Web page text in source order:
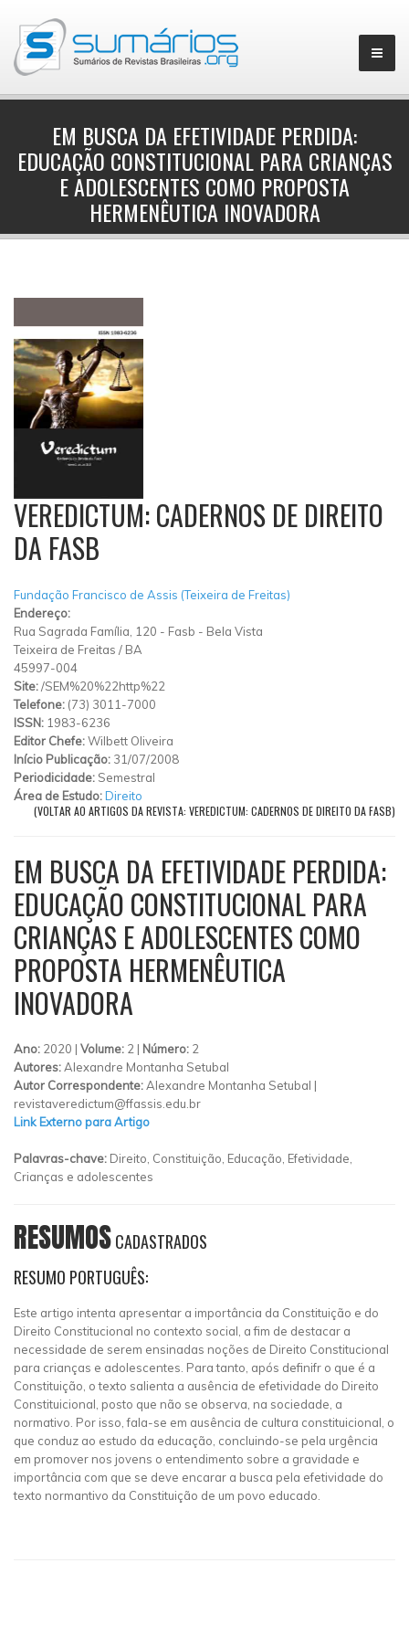
▼
EM BUSCA DA EFETIVIDADE PERDIDA:
EDUCAÇÃO CONSTITUCIONAL PARA CRIANÇAS
E ADOLESCENTES COMO PROPOSTA
HERMENÊUTICA INOVADORA
VEREDICTUM: CADERNOS DE DIREITO
DA FASB
Fundação Francisco de Assis (Teixeira de Freitas)
Endereço:
Rua Sagrada Família, 120 - Fasb - Bela Vista
Teixeira de Freitas / BA
45997-004
Site:/SEM%20%22http%22
Telefone: (73) 3011-7000
ISSN: 1983-6236
Editor Chefe:Wilbett Oliveira
Início Publicação: 31/07/2008
Periodicidade: Semestral
Área de Estudo:Direito
(VOLTAR AO ARTIGOS DA REVISTA: VEREDICTUM: CADERNOS DE DIREITO DA FASB)
EM BUSCA DA EFETIVIDADE PERDIDA:
EDUCAÇÃO CONSTITUCIONAL PARA
CRIANÇAS E ADOLESCENTES COMO
PROPOSTA HERMENÊUTICA
INOVADORA
Ano: 2020 | Volume: 2 | Número: 2
Autores:Alexandre Montanha Setubal
Autor Correspondente:Alexandre Montanha Setubal |
revistaveredictum@ffassis.edu.br
Link Externo para Artigo
Palavras-chave: Direito, Constituição, Educação, Efetividade,
Crianças e adolescentes
RESUMOSCADASTRADOS
RESUMO PORTUGUÊS:
Este artigo intenta apresentar a importância da Constituição e do
Direito Constitucional no contexto social, a fim de destacar a
necessidade de serem ensinadas noções de Direito Constitucional
para crianças e adolescentes. Para tanto, após definifr o que é a
Constituição, o texto salienta a ausência de efetividade do Direito
Constituicional, posto que não se observa, na sociedade, a
normativo. Por isso, fala-se em ausência de cultura constituicional, o
que conduz ao estudo da educação, concluindo-se pela urgência
em promover nos jovens o entendimento sobre a gravidade e
importância com que se deve encarar a busca pela efetividade do
texto normantivo da Constituição de um povo educado.